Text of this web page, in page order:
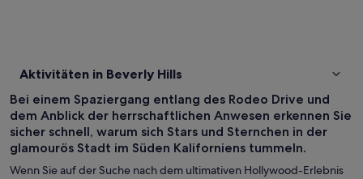
Aktivitäten in Beverly Hills
Bei einem Spaziergang entlang des Rodeo Drive und
dem Anblick der herrschaftlichen Anwesen erkennen Sie
sicher schnell, warum sich Stars und Sternchen in der
glamourös Stadt im Süden Kaliforniens tummeln.
Wenn Sie auf der Suche nach dem ultimativen Hollywood-Erlebnis